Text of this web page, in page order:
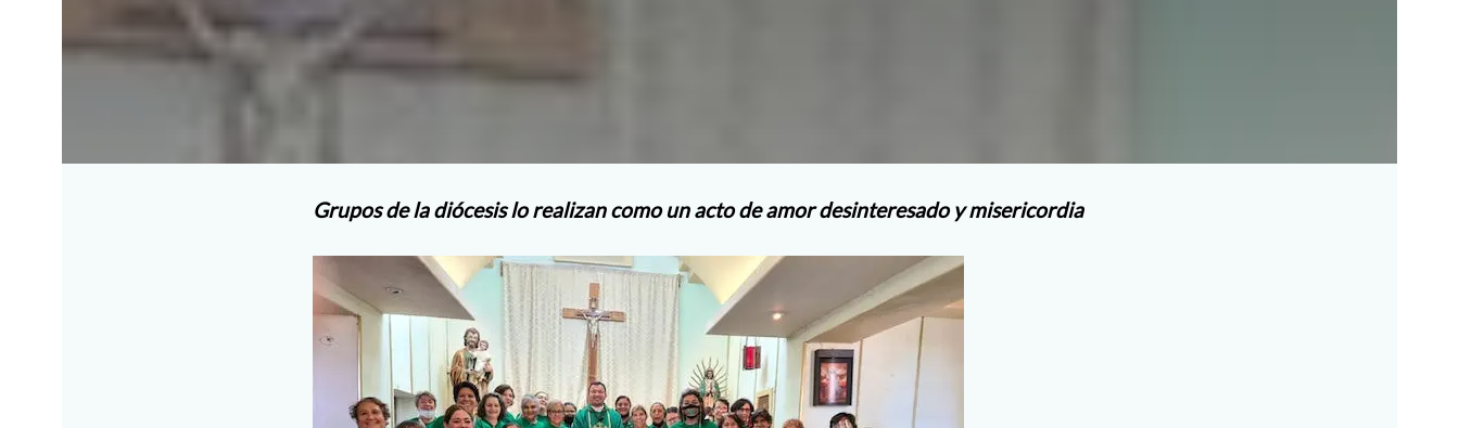
Grupos de la diócesis lo realizan como un acto de amor desinteresado y misericordia